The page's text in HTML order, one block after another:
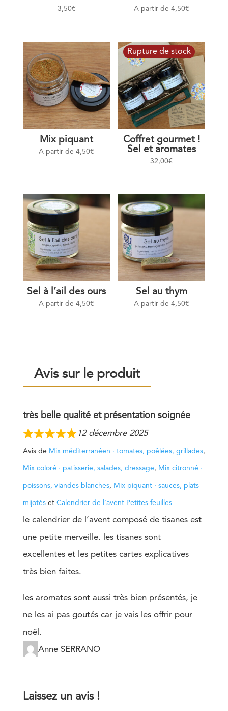
3,50€ A partir de 4,50€
Mix piquant
A partir de4,50€
Coffret gourmet !
Sel et aromates
32,00€
Sel à l’ail des ours
A partir de4,50€
Sel au thym
A partir de 4,50€
Avis sur le produit
très belle qualité et présentation soignée
12 décembre 2025
Avis de Mix méditerranéen · tomates, poêlées, grillades,
Mix coloré · patisserie, salades, dressage, Mix citronné ·
poissons, viandes blanches, Mix piquant · sauces, plats
mijotéset Calendrier de l’avent Petites feuilles
le calendrier de l’avent composé de tisanes est
une petite merveille. les tisanes sont
excellentes et les petites cartes explicatives
très bien faites.
les aromates sont aussi très bien présentés, je
ne les ai pas goutés car je vais les offrir pour
noël.
Anne SERRANO
Laissez un avis !